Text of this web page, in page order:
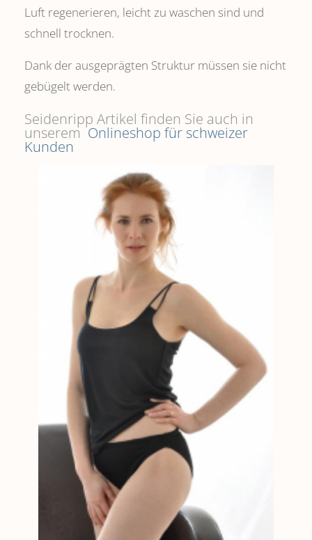
Luft regenerieren, leicht zu waschen sind und
schnell trocknen.
Dank der ausgeprägten Struktur müssen sie nicht
gebügelt werden.
Seidenripp Artikel finden Sie auch in
unserem Onlineshop für schweizer
Kunden